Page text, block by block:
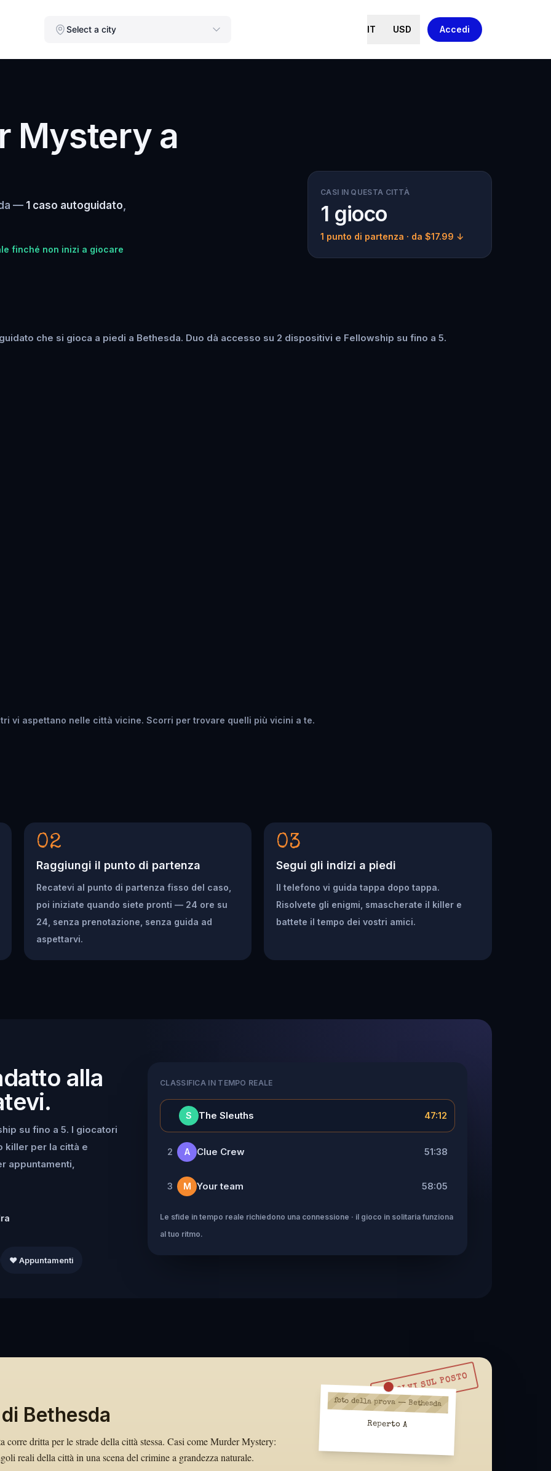
Select a city IT USD Accedi
Mystery a
— 1 caso autoguidato,
finché non inizi a giocare
CASI IN QUESTA CITTÀ
1 gioco
1 punto di partenza · da $17.99 ↓
che si gioca a piedi a Bethesda. Duo dà accesso su 2 dispositivi e Fellowship su fino a 5.
vi aspettano nelle città vicine. Scorri per trovare quelli più vicini a te.
02
Raggiungi il punto di partenza
Recatevi al punto di partenza fisso del caso,
poi iniziate quando siete pronti — 24 ore su
24, senza prenotazione, senza guida ad
aspettarvi.
03
Segui gli indizi a piedi
Il telefono vi guida tappa dopo tappa.
Risolvete gli enigmi, smascherate il killer e
battete il tempo dei vostri amici.
alla
su fino a 5. I giocatori
killer per la città e
appuntamenti,
❤️ Appuntamenti
CLASSIFICA IN TEMPO REALE
S The Sleuths 47:12
2 A Clue Crew 51:38
3 M Your team 58:05
Le sfide in tempo reale richiedono una connessione · il gioco in solitaria funziona
al tuo ritmo.
RISOLVI SUL POSTO
Bethesda
dritta per le strade della città stessa. Casi come Murder Mystery:
reali della città in una scena del crimine a grandezza naturale.
foto della prova — Bethesda
Reperto A